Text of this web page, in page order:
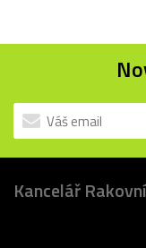
Kancelář